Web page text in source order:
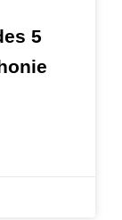
5